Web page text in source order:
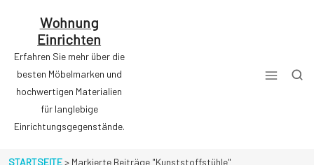
Wohnung
Einrichten
Erfahren Sie mehr über die
besten Möbelmarken und
hochwertigen Materialien
für langlebige
Einrichtungsgegenstände.
STARTSEITE> Markierte Beiträge "Kunststoffstühle"